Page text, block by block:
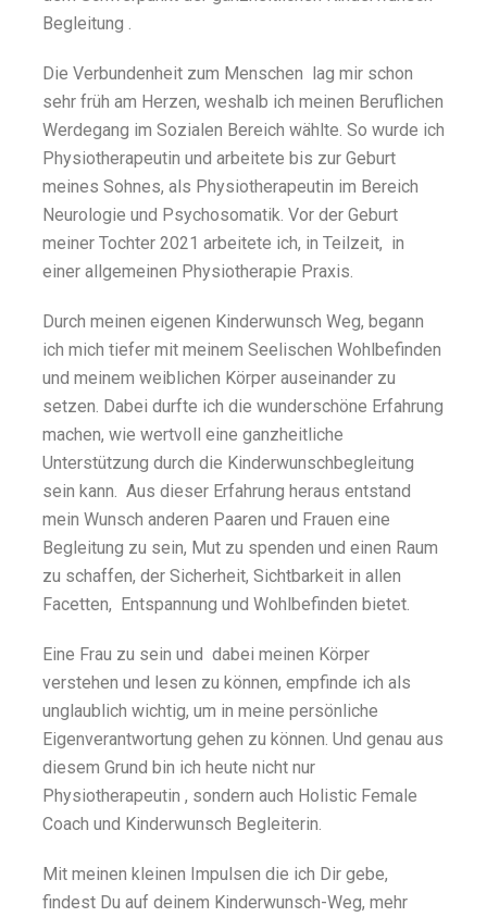
Begleitung .
Die Verbundenheit zum Menschen lag mir schon
sehr früh am Herzen, weshalb ich meinen Beruflichen
Werdegang im Sozialen Bereich wählte. So wurde ich
Physiotherapeutin und arbeitete bis zur Geburt
meines Sohnes, als Physiotherapeutin im Bereich
Neurologie und Psychosomatik. Vor der Geburt
meiner Tochter 2021 arbeitete ich, in Teilzeit, in
einer allgemeinen Physiotherapie Praxis.
Durch meinen eigenen Kinderwunsch Weg, begann
ich mich tiefer mit meinem Seelischen Wohlbefinden
und meinem weiblichen Körper auseinander zu
setzen. Dabei durfte ich die wunderschöne Erfahrung
machen, wie wertvoll eine ganzheitliche
Unterstützung durch die Kinderwunschbegleitung
sein kann. Aus dieser Erfahrung heraus entstand
mein Wunsch anderen Paaren und Frauen eine
Begleitung zu sein, Mut zu spenden und einen Raum
zu schaffen, der Sicherheit, Sichtbarkeit in allen
Facetten, Entspannung und Wohlbefinden bietet.
Eine Frau zu sein und dabei meinen Körper
verstehen und lesen zu können, empfinde ich als
unglaublich wichtig, um in meine persönliche
Eigenverantwortung gehen zu können. Und genau aus
diesem Grund bin ich heute nicht nur
Physiotherapeutin , sondern auch Holistic Female
Coach und Kinderwunsch Begleiterin.
Mit meinen kleinen Impulsen die ich Dir gebe,
findest Du auf deinem Kinderwunsch-Weg, mehr